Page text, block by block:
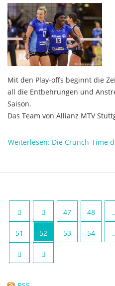
Mit den Play-offs beginnt die
all die Entbehrungen und
Saison.
Das Team von Allianz MTV
Weiterlesen: Die Crunch-Time
47 48
51 52 53 54